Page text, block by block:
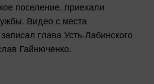
поселение, приехали
Видео с места
глава Усть-Лабинского
Гайнюченко.